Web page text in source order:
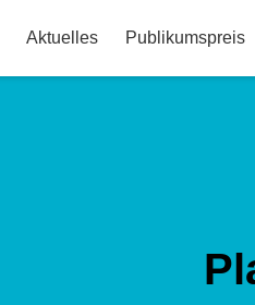
Aktuelles Publikumspreis